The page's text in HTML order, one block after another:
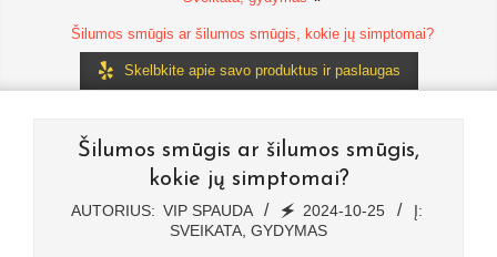
Šilumos smūgis ar šilumos smūgis, kokie jų simptomai?
Skelbkite apie savo produktus ir paslaugas
Šilumos smūgis ar šilumos smūgis,
kokie jų simptomai?
AUTORIUS: VIP SPAUDA 🗲 2024-10-25
Į:
SVEIKATA, GYDYMAS